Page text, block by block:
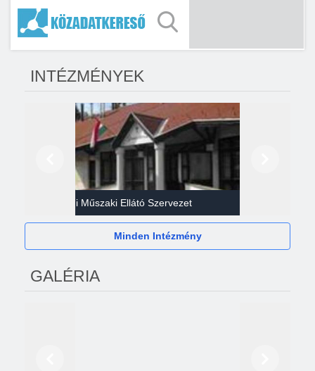
INTÉZMÉNYEK
Gazdasági Műszaki Ellátó Szervezet
Minden Intézmény
GALÉRIA